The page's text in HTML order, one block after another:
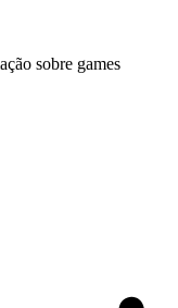
sobre games